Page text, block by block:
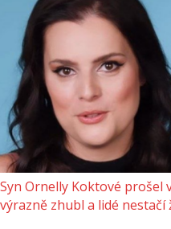
Syn Ornelly Koktové prošel
výrazně zhubl a lidé nestačí